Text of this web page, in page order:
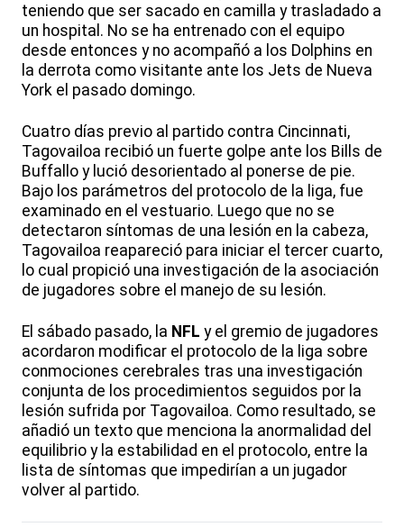
teniendo que ser sacado en camilla y trasladado a
un hospital. No se ha entrenado con el equipo
desde entonces y no acompañó a los Dolphins en
la derrota como visitante ante los Jets de Nueva
York el pasado domingo.
Cuatro días previo al partido contra Cincinnati,
Tagovailoa recibió un fuerte golpe ante los Bills de
Buffallo y lució desorientado al ponerse de pie.
Bajo los parámetros del protocolo de la liga, fue
examinado en el vestuario. Luego que no se
detectaron síntomas de una lesión en la cabeza,
Tagovailoa reapareció para iniciar el tercer cuarto,
lo cual propició una investigación de la asociación
de jugadores sobre el manejo de su lesión.
El sábado pasado, la NFL y el gremio de jugadores
acordaron modificar el protocolo de la liga sobre
conmociones cerebrales tras una investigación
conjunta de los procedimientos seguidos por la
lesión sufrida por Tagovailoa. Como resultado, se
añadió un texto que menciona la anormalidad del
equilibrio y la estabilidad en el protocolo, entre la
lista de síntomas que impedirían a un jugador
volver al partido.